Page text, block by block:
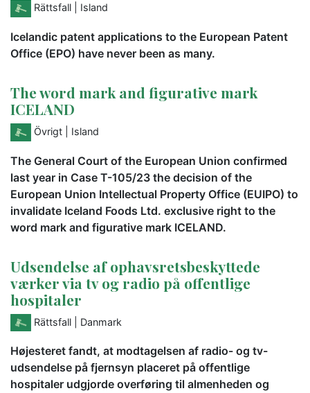
Rättsfall | Island
Icelandic patent applications to the European Patent
Office (EPO) have never been as many.
The word mark and figurative mark
ICELAND
Övrigt | Island
The General Court of the European Union confirmed
last year in Case T-105/23 the decision of the
European Union Intellectual Property Office (EUIPO) to
invalidate Iceland Foods Ltd. exclusive right to the
word mark and figurative mark ICELAND.
Udsendelse af ophavsretsbeskyttede
værker via tv og radio på offentlige
hospitaler
Rättsfall | Danmark
Højesteret fandt, at modtagelsen af radio- og tv-
udsendelse på fjernsyn placeret på offentlige
hospitaler udgjorde overføring til almenheden og